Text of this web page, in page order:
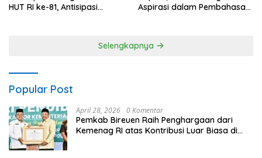
HUT RI ke-81, Antisipasi
Aspirasi dalam Pembahasan
Selengkapnya
Popular Post
April 28, 2026 0 Komentar
Pemkab Bireuen Raih Penghargaan dari
Kemenag RI atas Kontribusi Luar Biasa di